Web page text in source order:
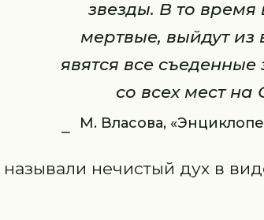
звезды. В то время
мертвые, выйдут из
явятся все
со всех мест
М. Власова,
нечистый дух в